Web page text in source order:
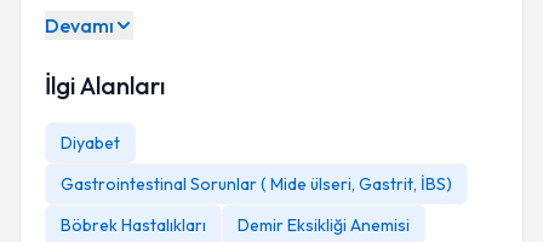
Devamı
İlgi Alanları
Diyabet
Gastrointestinal Sorunlar ( Mide ülseri, Gastrit, İBS)
Böbrek Hastalıkları
Demir Eksikliği Anemisi